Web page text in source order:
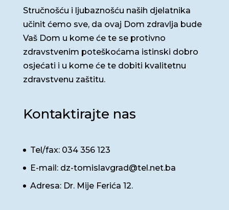
Stručnošću i ljubaznošću naših djelatnika
učinit ćemo sve, da ovaj Dom zdravlja bude
Vaš Dom u kome će te se protivno
zdravstvenim poteškoćama istinski dobro
osjećati i u kome će te dobiti kvalitetnu
zdravstvenu zaštitu.
Kontaktirajte nas
Tel/fax: 034 356 123
E-mail: dz-tomislavgrad@tel.net.ba
Adresa: Dr. Mije Ferića 12.